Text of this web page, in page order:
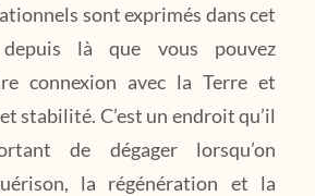
sont exprimés dans cet
depuis là que vous pouvez
connexion avec la Terre et
stabilité. C’est un endroit qu’il
de dégager lorsqu’on
la régénération et la